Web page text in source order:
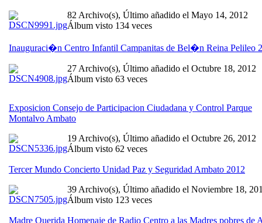
82 Archivo(s), Último añadido el Mayo 14, 2012
Álbum visto 134 veces
Inauguraci�n Centro Infantil Campanitas de Bel�n Reina Pelileo
27 Archivo(s), Último añadido el Octubre 18, 2012
Álbum visto 63 veces
Exposicion Consejo de Participacion Ciudadana y Control Parque
Montalvo Ambato
19 Archivo(s), Último añadido el Octubre 26, 2012
Álbum visto 62 veces
Tercer Mundo Concierto Unidad Paz y Seguridad Ambato 2012
39 Archivo(s), Último añadido el Noviembre 18,
Álbum visto 123 veces
Madre Querida Homenaje de Radio Centro a las Madres pobres de